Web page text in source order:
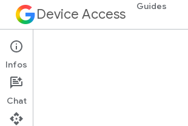
Device Access Guides
Référence
Infos
Chat